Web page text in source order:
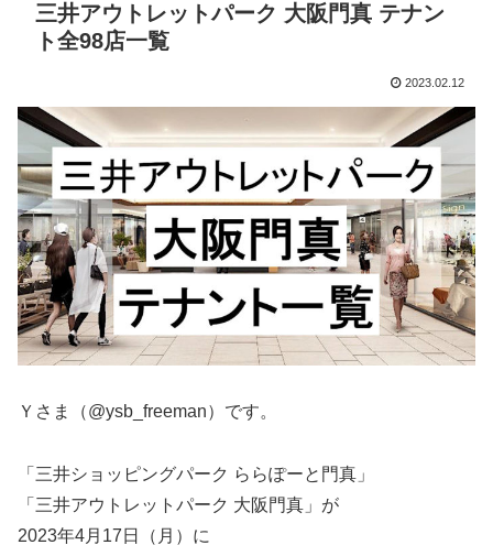
三井アウトレットパーク 大阪門真 テナン
ト全98店一覧
2023.02.12
Ｙさま（@ysb_freeman）です。
「三井ショッピングパーク ららぽーと門真」
「三井アウトレットパーク 大阪門真」が
2023年4月17日（月）に